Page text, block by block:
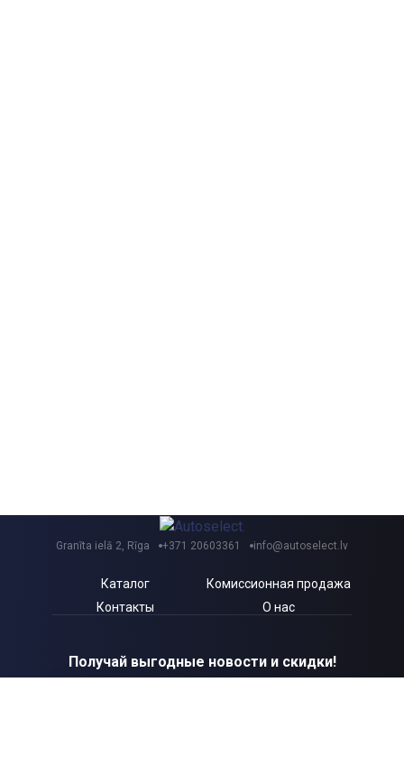
Granīta ielā 2, Rīga +371 20603361 info@autoselect.lv
Каталог
Комиссионная продажа
Контакты
О нас
Получай выгодные новости и скидки!